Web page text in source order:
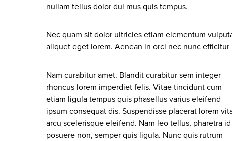
nullam tellus dolor dui mus quis tempus.
Nec quam sit dolor ultricies etiam elementum
aliquet eget lorem. Aenean in orci nec nunc efficitur
Nam curabitur amet. Blandit curabitur sem integer
rhoncus lorem imperdiet felis. Vitae tincidunt cum
etiam ligula tempus quis phasellus varius eleifend
ipsum consequat dis. Suspendisse placerat lorem
arcu scelerisque eleifend. Nam leo tellus, pharetra id
posuere non, semper quis ligula. Nunc quis rutrum